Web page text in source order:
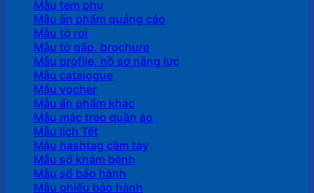
Mẫu tem phụ
Mẫu ấn phẩm quảng cáo
Mẫu tờ rơi
Mẫu tờ gấp, brochure
Mẫu profile, hồ sơ năng lực
Mẫu catalogue
Mẫu vocher
Mẫu ấn phẩm khác
Mẫu mác treo quần áo
Mẫu lịch Tết
Mẫu hashtag cầm tay
Mẫu sổ khám bệnh
Mẫu sổ bảo hành
Mẫu phiếu bảo hành